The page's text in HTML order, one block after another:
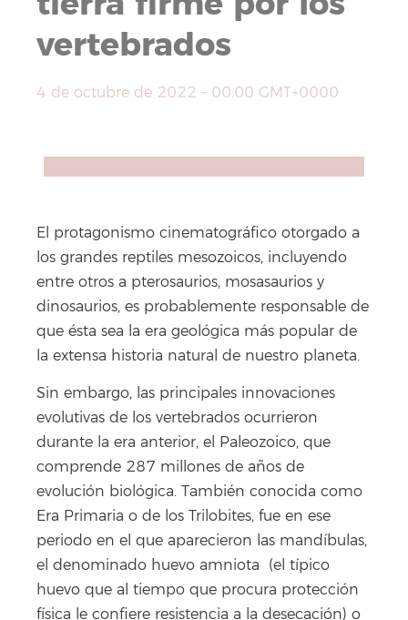
vertebrados
4 de octubre de 2022 – 00:00 GMT+0000
Facebook
X
WhatsApp
Copy
El protagonismo cinematográfico otorgado a
los grandes reptiles mesozoicos, incluyendo
entre otros a pterosaurios, mosasaurios y
dinosaurios, es probablemente responsable de
que ésta sea la era geológica más popular de
la extensa historia natural de nuestro planeta.
Sin embargo, las principales innovaciones
evolutivas de los vertebrados ocurrieron
durante la era anterior, el Paleozoico, que
comprende 287 millones de años de
evolución biológica. También conocida como
Era Primaria o de los Trilobites, fue en ese
periodo en el que aparecieron las mandíbulas,
el denominado huevo amniota (el típico
huevo que al tiempo que procura protección
física le confiere resistencia a la desecación) o